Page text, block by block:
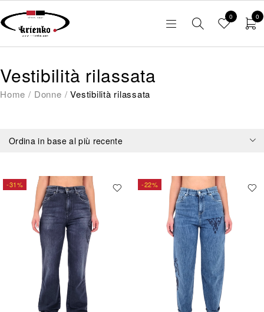
0 0
Vestibilità rilassata
Home / Donne / Vestibilità rilassata
Ordina in base al più recente
-31% -22%